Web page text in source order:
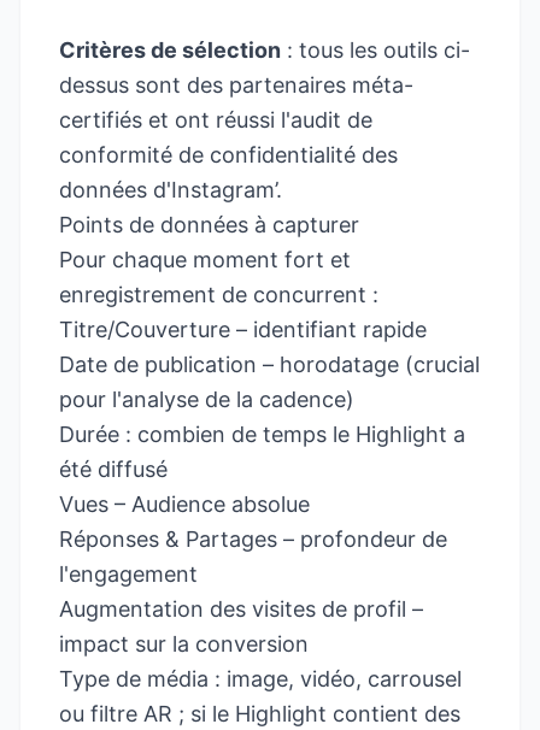
Critères de sélection : tous les outils ci-
dessus sont des partenaires méta-
certifiés et ont réussi l'audit de
conformité de confidentialité des
données d'Instagram’.
Points de données à capturer
Pour chaque moment fort et
enregistrement de concurrent :
Titre/Couverture – identifiant rapide
Date de publication – horodatage (crucial
pour l'analyse de la cadence)
Durée : combien de temps le Highlight a
été diffusé
Vues – Audience absolue
Réponses & Partages – profondeur de
l'engagement
Augmentation des visites de profil –
impact sur la conversion
Type de média : image, vidéo, carrousel
ou filtre AR ; si le Highlight contient des